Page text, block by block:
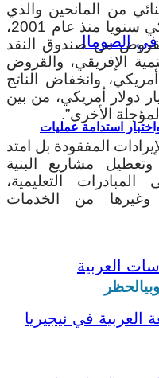
مقديشو: القرار 2719 واختبار استدامة عمليات
من المانحين والذي
يقدر بنحو 4.5 مليار دولار أمريكي سنويا منذ عام 2001،
القروض من صندوق النقد
الإفريقي، والقروض
مليار دولار أمريكي، وانخفاض الناتج
الإجمالي بمقدار 21 مليار دولار أمريكي، من بين
الأخرى”.
المفقودة بل امتد
مشاريع البنية
المبادرات التعليمية،
وغيرها من الخدمات
الحظر